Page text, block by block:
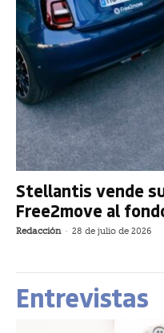
Stellantis vende
Free2move al
Redacción - 28 de julio de 2026
Entrevistas